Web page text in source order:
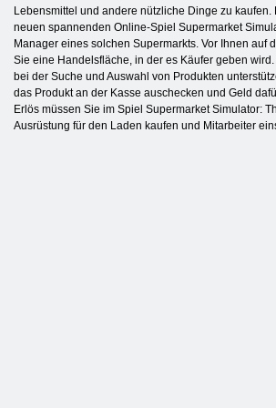
Lebensmittel und andere nützliche Dinge zu kaufen.
neuen spannenden Online-Spiel Supermarket
Manager eines solchen Supermarkts. Vor Ihnen auf
Sie eine Handelsfläche, in der es Käufer geben
bei der Suche und Auswahl von Produkten
das Produkt an der Kasse auschecken und Geld
Erlös müssen Sie im Spiel Supermarket Simulator:
Ausrüstung für den Laden kaufen und Mitarbeiter